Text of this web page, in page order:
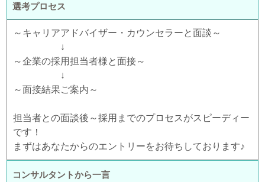
選考プロセス
～キャリアアドバイザー・カウンセラーと面談～
↓
～企業の採用担当者様と面接～
↓
～面接結果ご案内～
担当者との面談後～採用までのプロセスがスピーディー
です！
まずはあなたからのエントリーをお待ちしております♪
コンサルタントから一言